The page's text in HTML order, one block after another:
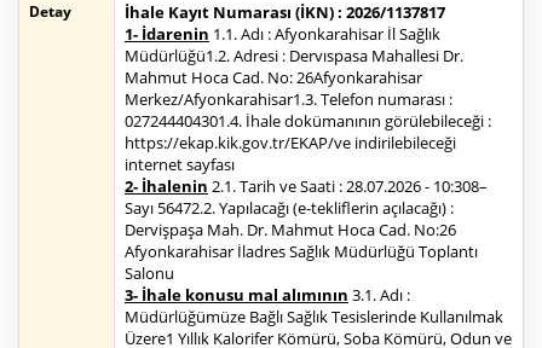
Detay
İhale Kayıt Numarası (İKN) : 2026/1137817
1- İdarenin 1.1. Adı : Afyonkarahisar İl Sağlık
Müdürlüğü1.2. Adresi : Dervıspasa Mahallesi Dr.
Mahmut Hoca Cad. No: 26Afyonkarahisar
Merkez/Afyonkarahisar1.3. Telefon numarası :
027244404301.4. İhale dokümanının görülebileceği :
https://ekap.kik.gov.tr/EKAP/ve indirilebileceği
internet sayfası
2- İhalenin 2.1. Tarih ve Saati : 28.07.2026 - 10:308–
Sayı 56472.2. Yapılacağı (e-tekliflerin açılacağı) :
Dervişpaşa Mah. Dr. Mahmut Hoca Cad. No:26
Afyonkarahisar İladres Sağlık Müdürlüğü Toplantı
Salonu
3- İhale konusu mal alımının 3.1. Adı :
Müdürlüğümüze Bağlı Sağlık Tesislerinde Kullanılmak
Üzere1 Yıllık Kalorifer Kömürü, Soba Kömürü, Odun ve